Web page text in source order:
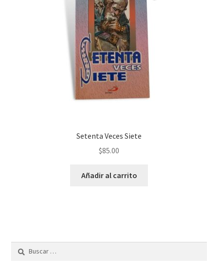
Setenta Veces Siete
$85.00
Añadir al carrito